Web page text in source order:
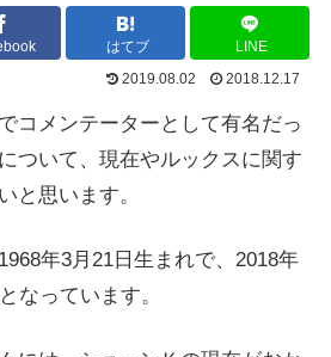
はてブ
LINE
2019.08.02
2018.12.17
コメンテーターとして有名だっ
ついて、現在やルックスに関す
と思います。
年3月21日生まれで、2018年
なっています。